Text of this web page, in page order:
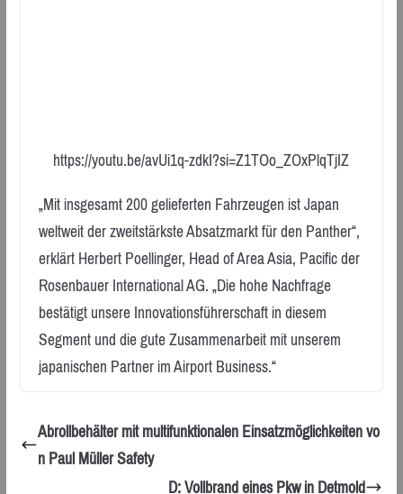
https://youtu.be/avUi1q-zdkI?si=Z1TOo_ZOxPlqTjIZ
„Mit insgesamt 200 gelieferten Fahrzeugen ist Japan
weltweit der zweitstärkste Absatzmarkt für den Panther“,
erklärt Herbert Poellinger, Head of Area Asia, Pacific der
Rosenbauer International AG. „Die hohe Nachfrage
bestätigt unsere Innovationsführerschaft in diesem
Segment und die gute Zusammenarbeit mit unserem
japanischen Partner im Airport Business.“
Abrollbehälter mit multifunktionalen Einsatzmöglichkeiten vo
n Paul Müller Safety
D: Vollbrand eines Pkw in Detmold